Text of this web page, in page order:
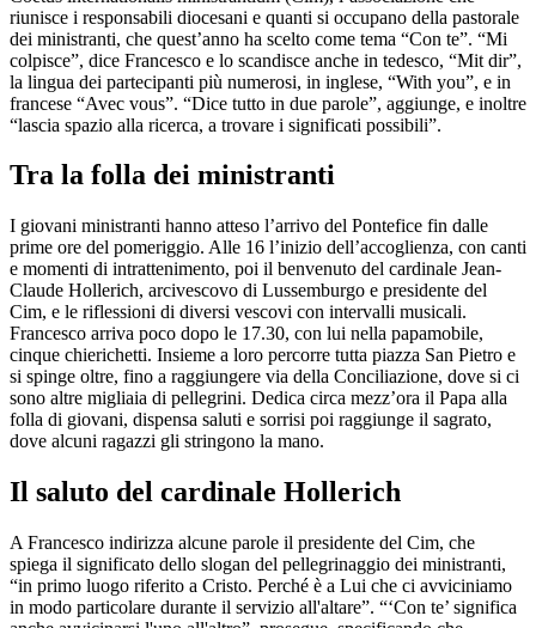
riunisce i responsabili diocesani e quanti si occupano della pastorale
dei ministranti, che quest’anno ha scelto come tema “Con te”. “Mi
colpisce”, dice Francesco e lo scandisce anche in tedesco, “Mit dir”,
la lingua dei partecipanti più numerosi, in inglese, “With you”, e in
francese “Avec vous”. “Dice tutto in due parole”, aggiunge, e inoltre
“lascia spazio alla ricerca, a trovare i significati possibili”.
Tra la folla dei ministranti
I giovani ministranti hanno atteso l’arrivo del Pontefice fin dalle
prime ore del pomeriggio. Alle 16 l’inizio dell’accoglienza, con canti
e momenti di intrattenimento, poi il benvenuto del cardinale Jean-
Claude Hollerich, arcivescovo di Lussemburgo e presidente del
Cim, e le riflessioni di diversi vescovi con intervalli musicali.
Francesco arriva poco dopo le 17.30, con lui nella papamobile,
cinque chierichetti. Insieme a loro percorre tutta piazza San Pietro e
si spinge oltre, fino a raggiungere via della Conciliazione, dove si ci
sono altre migliaia di pellegrini. Dedica circa mezz’ora il Papa alla
folla di giovani, dispensa saluti e sorrisi poi raggiunge il sagrato,
dove alcuni ragazzi gli stringono la mano.
Il saluto del cardinale Hollerich
A Francesco indirizza alcune parole il presidente del Cim, che
spiega il significato dello slogan del pellegrinaggio dei ministranti,
“in primo luogo riferito a Cristo. Perché è a Lui che ci avviciniamo
in modo particolare durante il servizio all'altare”. “‘Con te’ significa